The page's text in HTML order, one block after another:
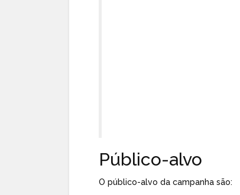
Público-alvo
O público-alvo da campanha são: